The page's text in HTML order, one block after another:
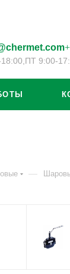
ПТ 9:00-
—